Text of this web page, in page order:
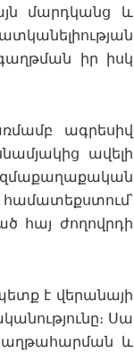
մարդկանց և
իր իսկ
ագրեսիվ
ավելի
հայ ժողովրդի
է վերանայի
Սա
և